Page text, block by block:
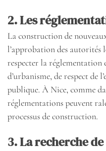
2. Les
La construction de
l’approbation des autorités
respecter la réglementation
d’urbanisme, de respect de
publique. À Nice, comme
réglementations peuvent
processus de construction.
3. La recherche